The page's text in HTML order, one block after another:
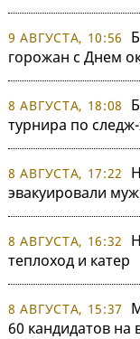
9 АВГУСТА, 10:56
горожан с Днем
8 АВГУСТА, 18:08
турнира по
8 АВГУСТА, 17:22
эвакуировали
8 АВГУСТА, 16:32
теплоход и катер
8 АВГУСТА, 15:37
60 кандидатов